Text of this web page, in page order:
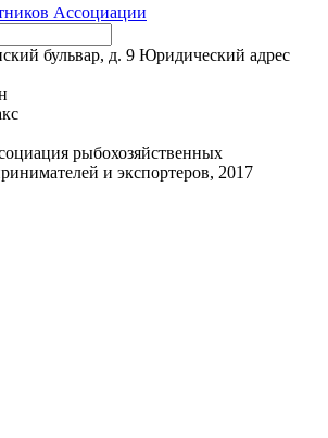
Ассоциации
бульвар, д. 9 Юридический адрес
рыбохозяйственных
и экспортеров, 2017